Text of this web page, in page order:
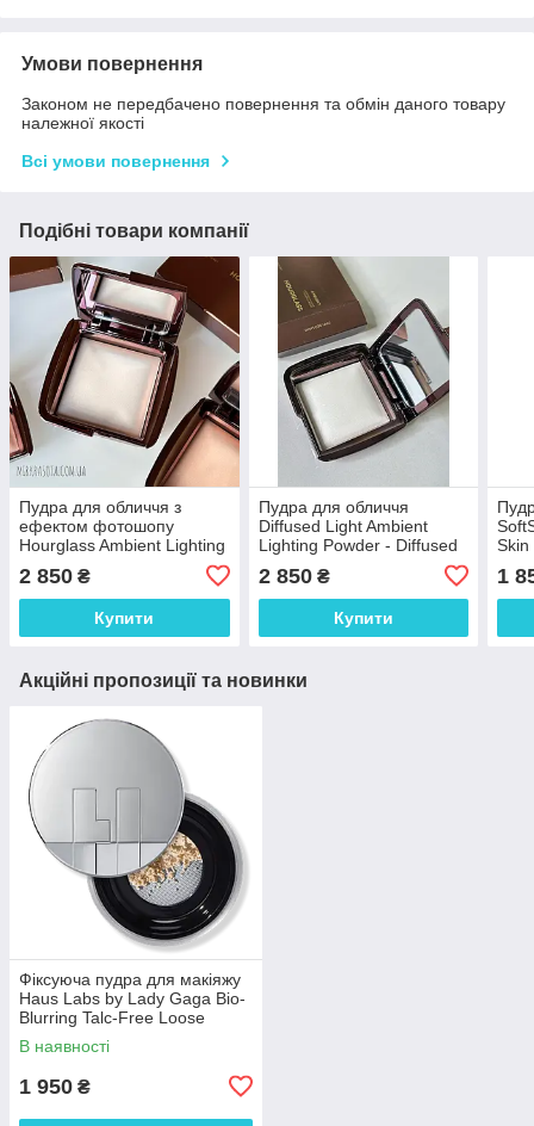
Умови повернення
Законом не передбачено повернення та обмін даного товару
належної якості
Всі умови повернення
Подібні товари компанії
Пудра для обличчя з
ефектом фотошопу
Hourglass Ambient Lighting
2 850 ₴
Купити
Пудра для обличчя
Diffused Light Ambient
Lighting Powder - Diffused
2 850₴
Купити
Skin
1
Акційні пропозиції та новинки
Фіксуюча пудра для макіяжу
Haus Labs by Lady Gaga Bio-
Blurring Talc-Free Loose
Setting Powder Translusent
В наявності
1 950 ₴